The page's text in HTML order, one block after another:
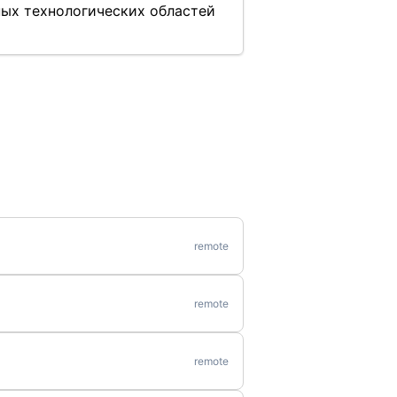
технологических областей
remote
remote
remote